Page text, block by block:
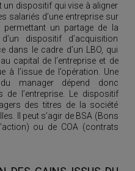
un dispositif qui vise à aligner
salariés d’une entreprise sur
un partage de la
dispositif d’acquisition
dans le cadre d’un LBO, qui
capital de l’entreprise et de
à l’issue de l’opération. Une
manager dépend donc
de l’entreprise. Le dispositif
des titres de la société
Il peut s’agir de BSA (Bons
ou de COA (contrats